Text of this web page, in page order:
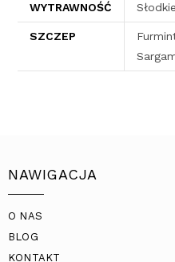
WYTRAWNOŚĆ Słodkie
SZCZEP
NAWIGACJA
O NAS
BLOG
KONTAKT